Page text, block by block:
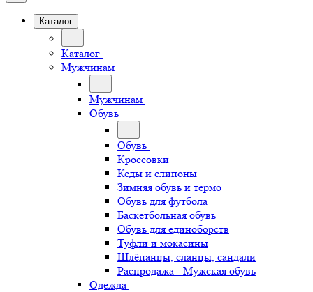
Каталог
Каталог
Мужчинам
Мужчинам
Обувь
Обувь
Кроссовки
Кеды и слипоны
Зимняя обувь и термо
Обувь для футбола
Баскетбольная обувь
Обувь для единоборств
Туфли и мокасины
Шлёпанцы, сланцы, сандали
Распродажа - Мужская обувь
Одежда